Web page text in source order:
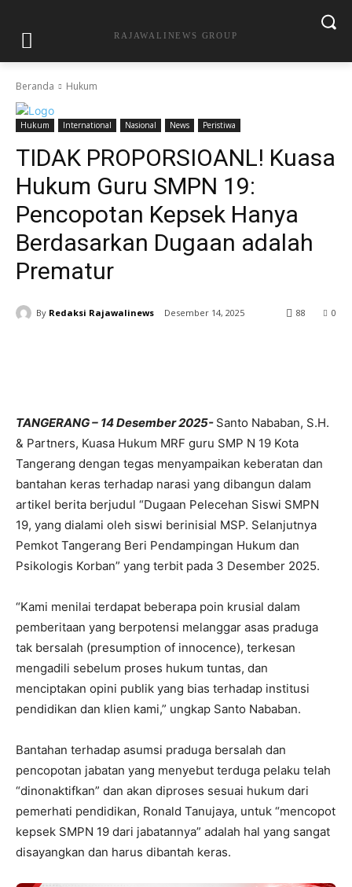
RAJAWALINEWS GROUP
Beranda Hukum
Hukum International Nasional News Peristiwa
TIDAK PROPORSIOANL! Kuasa
Hukum Guru SMPN 19:
Pencopotan Kepsek Hanya
Berdasarkan Dugaan adalah
Prematur
By Redaksi Rajawalinews Desember 14, 2025 0
88
TANGERANG – 14 Desember 2025- Santo Nababan, S.H.
& Partners, Kuasa Hukum MRF guru SMP N 19 Kota
Tangerang dengan tegas menyampaikan keberatan dan
bantahan keras terhadap narasi yang dibangun dalam
artikel berita berjudul “Dugaan Pelecehan Siswi SMPN
19, yang dialami oleh siswi berinisial MSP. Selanjutnya
Pemkot Tangerang Beri Pendampingan Hukum dan
Psikologis Korban” yang terbit pada 3 Desember 2025.
“Kami menilai terdapat beberapa poin krusial dalam
pemberitaan yang berpotensi melanggar asas praduga
tak bersalah (presumption of innocence), terkesan
mengadili sebelum proses hukum tuntas, dan
menciptakan opini publik yang bias terhadap institusi
pendidikan dan klien kami,” ungkap Santo Nababan.
Bantahan terhadap asumsi praduga bersalah dan
pencopotan jabatan yang menyebut terduga pelaku telah
“dinonaktifkan” dan akan diproses sesuai hukum dari
pemerhati pendidikan, Ronald Tanujaya, untuk “mencopot
kepsek SMPN 19 dari jabatannya” adalah hal yang sangat
disayangkan dan harus dibantah keras.